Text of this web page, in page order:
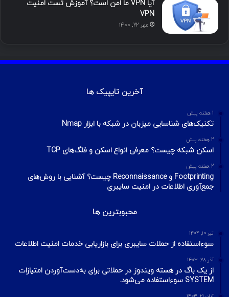
محبوب تازه ترین دیدگاه ها
RAR
چطور تلگرام را هک کنیم؟ آموزش تصویری هک
تلگرام
شهریور ۲۴, ۱۳۹۹